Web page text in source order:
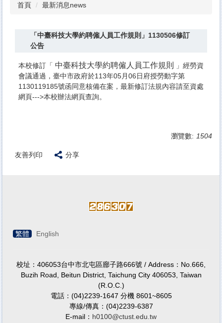
首頁 最新消息news
「中臺科技大學約聘僱人員工作規則」1130506修訂
公告
本校修訂「 中臺科技大學約聘僱人員工作規則
」經勞資
會議通過，臺中市政府於113年05月06日府授勞動字第
1130119185號函同意核備在案，最新修訂法規內容請至資處
網頁--->本校辦法網頁查詢。
瀏覽數: 1504
友善列印 分享
繁體 English
校址：406053台中市北屯區廍子路666號 / Address：No.666,
Buzih Road, Beitun District, Taichung City 406053, Taiwan
(R.O.C.)
電話：(04)2239-1647 分機 8601~8605
專線/傳真：(04)2239-6387
E-mail： h0100@ctust.edu.tw